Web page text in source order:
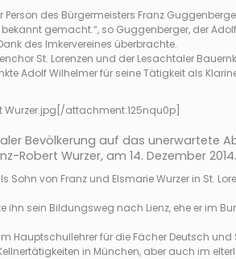
des Bürgermeisters Franz
gemacht.“, so Guggenberger, der
des Imkervereines überbrachte.
St. Lorenzen und der Lesachtaler
Adolf Wilhelmer für seine Tätigkeit als
Wurzer.jpg [/attachment:125nqu0p]
Bevölkerung auf das unerwartete
Robert Wurzer, am 14. Dezember 2014.
Sohn von Franz und Elsmarie Wurzer in St.
ihn sein Bildungsweg nach Lienz, ehe er im
Hauptschullehrer für die Fächer Deutsch und
in München, aber auch im